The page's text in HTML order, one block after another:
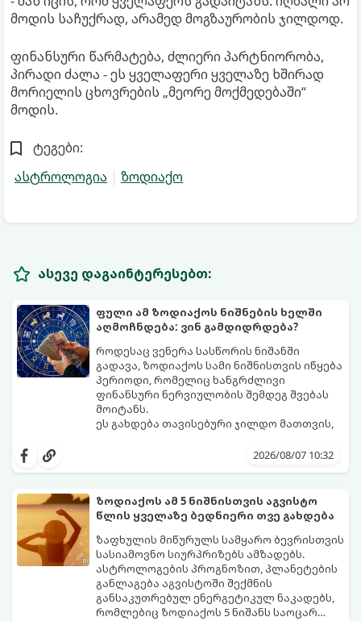
მოდის საჩუქრად, არამედ მოგზაურობის ჯილდოდ.
ფინანსური წარმატება, ძლიერი პარტნიორობა,
პირადი ძალა - ეს ყველაფერი ყველაზე ხშირად
მორიელის ცხოვრების „მეორე მოქმედებაში“
მოდის.
ტეგები:
ასტროლოგია
ზოდიაქო
ასევე დაგაინტერესებთ:
ფული ამ ზოდიაქოს ნიშნების ხელში
აღმოჩნდება: ვინ გამდიდრდება?
როდესაც ვენერა სასწორის ნიშანში
გადავა, ზოდიაქოს სამი ნიშნისთვის იწყება
პერიოდი, რომელიც ხანგრძლივი
ფინანსური ნერვიულობის შემდეგ შვებას
მოიტანს.
ეს გახდება თავისებური ჯილდო მათთვის,
იჩენდა და სირთულეების მიუხედავად წინ
სურვილების გადადებასა და ხარჯების
მკაცრ კონტროლს. თუმცა, ახლა სიტუაცია
თანდათან შეიცვლება.
პრობლემები, რომლებიც უსასრულო
გეგონათ, უკან დაიხევს, ამასთან ერთად კი
გაჩნდება მეტი ნდობა მომავლის მიმართ.
რთული პერიოდის შემდეგ ეს ნიშნები
შეძლებენ ამოისუნთქონ და დაინახონ
ახალი შესაძლებლობები.
2026/08/07 10:32
ზოდიაქოს ამ 5 ნიშნისთვის აგვისტო
წლის ყველაზე ბედნიერი თვე გახდება
ზაფხულის მიწურულს სამყარო ბევრისთვის
სასიამოვნო სიურპრიზებს ამზადებს.
ასტროლოგების პროგნოზით, პლანეტების
განლაგება აგვისტოში შექმნის
განსაკუთრებულ ენერგეტიკულ ნაკადებს,
რომლებიც ზოდიაქოს 5 ნიშანს საოცარ